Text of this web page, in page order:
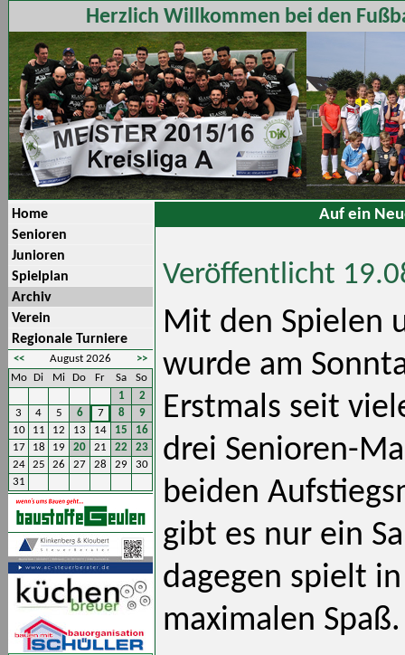
Herzlich Willkommen bei den
Home
Senioren
Junioren
Spielplan
Archiv
Verein
Regionale Turniere
<< >>
August 2026
Mo Di Mi Do Fr Sa
So
1
2
3
4 5 6 7 8
9
10
11 12 13 14 15
16
17
18 19 20 21 22
23
24
25 26 27 28 29
30
31
Auf ein
Veröffentlicht
Mit den Spielen
wurde am
Erstmals seit
drei Senioren-
beiden
gibt es nur ein
dagegen spielt
maximalen